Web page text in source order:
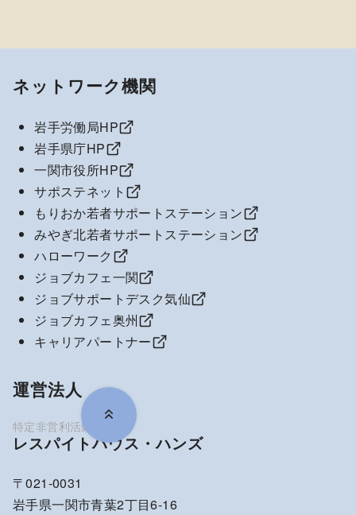
ネットワーク機関
岩手労働局HP
岩手県庁HP
一関市役所HP
サポステネット
もりおか若者サポートステーション
みやぎ北若者サポートステーション
ハローワーク
ジョブカフェ一関
ジョブサポートデスク気仙
ジョブカフェ奥州
キャリアパートナー
運営法人
レスパイトハウス・ハンズ
〒021-0031
岩手県一関市青葉2丁目6-16